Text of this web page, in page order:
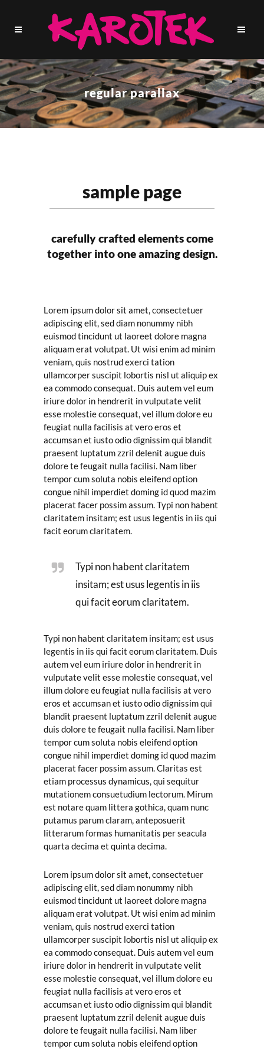
regular parallax
sample page
carefully crafted elements come
together into one amazing design.
Lorem ipsum dolor sit amet, consectetuer
adipiscing elit, sed diam nonummy nibh
euismod tincidunt ut laoreet dolore magna
aliquam erat volutpat. Ut wisi enim ad minim
veniam, quis nostrud exerci tation
ullamcorper suscipit lobortis nisl ut aliquip ex
ea commodo consequat. Duis autem vel eum
iriure dolor in hendrerit in vulputate velit
esse molestie consequat, vel illum dolore eu
feugiat nulla facilisis at vero eros et
accumsan et iusto odio dignissim qui blandit
praesent luptatum zzril delenit augue duis
dolore te feugait nulla facilisi. Nam liber
tempor cum soluta nobis eleifend option
congue nihil imperdiet doming id quod mazim
placerat facer possim assum. Typi non habent
claritatem insitam; est usus legentis in iis qui
facit eorum claritatem.
Typi non habent claritatem
insitam; est usus legentis in iis
qui facit eorum claritatem.
Typi non habent claritatem insitam; est usus
legentis in iis qui facit eorum claritatem. Duis
autem vel eum iriure dolor in hendrerit in
vulputate velit esse molestie consequat, vel
illum dolore eu feugiat nulla facilisis at vero
eros et accumsan et iusto odio dignissim qui
blandit praesent luptatum zzril delenit augue
duis dolore te feugait nulla facilisi. Nam liber
tempor cum soluta nobis eleifend option
congue nihil imperdiet doming id quod mazim
placerat facer possim assum. Claritas est
etiam processus dynamicus, qui sequitur
mutationem consuetudium lectorum. Mirum
est notare quam littera gothica, quam nunc
putamus parum claram, anteposuerit
litterarum formas humanitatis per seacula
quarta decima et quinta decima.
Lorem ipsum dolor sit amet, consectetuer
adipiscing elit, sed diam nonummy nibh
euismod tincidunt ut laoreet dolore magna
aliquam erat volutpat. Ut wisi enim ad minim
veniam, quis nostrud exerci tation
ullamcorper suscipit lobortis nisl ut aliquip ex
ea commodo consequat. Duis autem vel eum
iriure dolor in hendrerit in vulputate velit
esse molestie consequat, vel illum dolore eu
feugiat nulla facilisis at vero eros et
accumsan et iusto odio dignissim qui blandit
praesent luptatum zzril delenit augue duis
dolore te feugait nulla facilisi. Nam liber
tempor cum soluta nobis eleifend option